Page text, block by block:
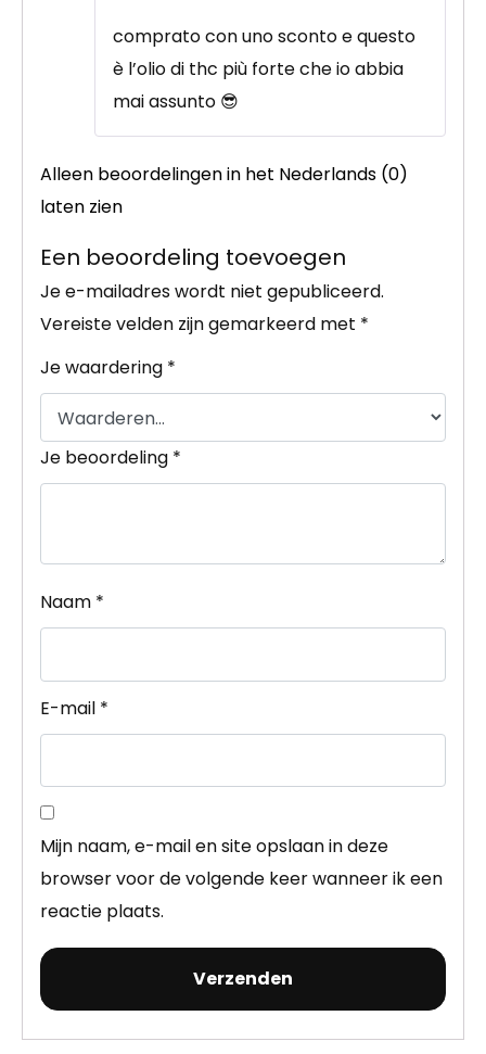
comprato con uno sconto e questo
è l’olio di thc più forte che io abbia
mai assunto 😎
Alleen beoordelingen in het Nederlands (0)
laten zien
Een beoordeling toevoegen
Je e-mailadres wordt niet gepubliceerd.
Vereiste velden zijn gemarkeerd met *
Je waardering *
Je beoordeling *
Naam *
E-mail *
Mijn naam, e-mail en site opslaan in deze
browser voor de volgende keer wanneer ik een
reactie plaats.